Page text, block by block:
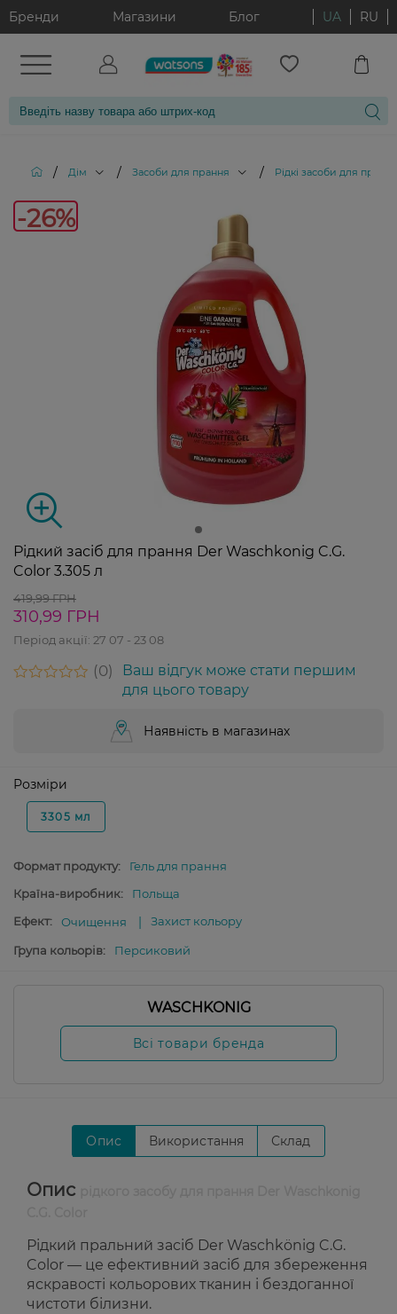
Бренди Магазини Блог UA RU
/ Дім / Засоби для прання / Рідкі засоби для прання
-26%
Рідкий засіб для прання Der Waschkonig C.G.
Color 3.305 л
419,99 ГРН
310,99 ГРН
Період акції: 27 07 - 23 08
0
Ваш відгук може стати першим
для цього товару
Наявність в магазинах
Розміри
3305 мл
Формат продукту:
Гель для прання
Країна-виробник:
Польща
Ефект:
Очищення Захист кольору
Група кольорів: Персиковий
WASCHKONIG
Всі товари бренда
Опис Використання Склад
Опис
Рідкий пральний засіб Der Waschkönig C.G.
Color — це ефективний засіб для збереження
яскравості кольорових тканин і бездоганної
чистоти білизни.